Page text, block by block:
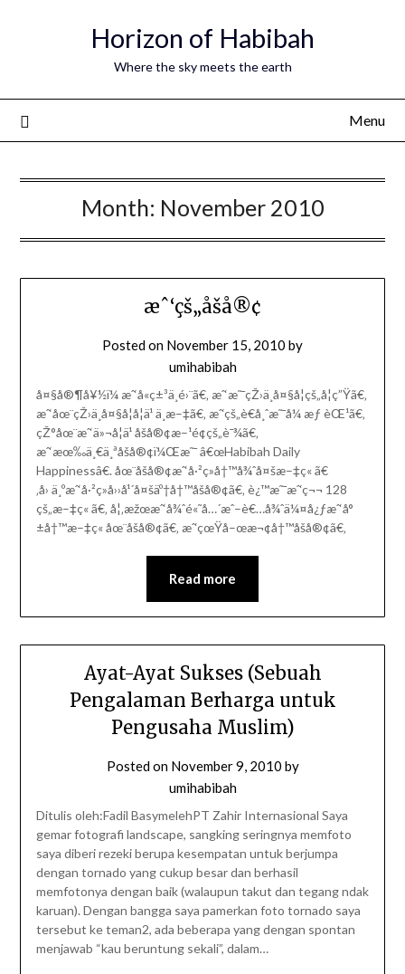
Horizon of Habibah
Where the sky meets the earth
Menu
Month: November 2010
æˆ‘çš„åšå®¢
Posted on November 15, 2010 by
umihabibah
å¤§å®¶å¥½ï¼ æˆ‘å«ç±³ä¸é›¨ã€‚ æˆ‘æ˜¯çŽ›ä¸­å¤§å­¦çš„å­¦ç”Ÿã€‚
æˆ‘åœ¨çŽ›ä¸­å¤§å­¦å­¦ä¹ ä¸­æ–‡ã€‚ æˆ‘çš„è€å¸ˆæ˜¯å¼ æƒ èŒ¹ã€‚
çŽ°åœ¨æˆ‘ä»¬å­¦ä¹ åšå®¢æ–¹é¢çš„è¯¾ã€‚
æˆ‘æœ‰ä¸€ä¸ªåšå®¢ï¼Œæ˜¯ â€œHabibah Daily
Happinessâ€. åœ¨åšå®¢æˆ‘å·²ç»å†™å¾ˆå¤šæ–‡ç« ã€
‚å› ä¸ºæˆ‘å·²ç»å››å¹´å¤šäº†å†™åšå®¢ã€‚ è¿™æ˜¯æˆ‘ç¬¬ 128
çš„æ–‡ç« ã€‚ å¦‚æžœæˆ‘å¾ˆé«˜å…´æˆ–è€…å¾ˆä¼¤å¿ƒæˆ‘å°
±å†™æ–‡ç« åœ¨åšå®¢ã€‚ æˆ‘çœŸå–œæ¬¢å†™åšå®¢ã€‚
Read more
Ayat-Ayat Sukses (Sebuah
Pengalaman Berharga untuk
Pengusaha Muslim)
Posted on November 9, 2010 by
umihabibah
Ditulis oleh:Fadil BasymelehPT Zahir Internasional Saya
gemar fotografi landscape, sangking seringnya memfoto
saya diberi rezeki berupa kesempatan untuk berjumpa
dengan tornado yang cukup besar dan berhasil
memfotonya dengan baik (walaupun takut dan tegang ndak
karuan). Dengan bangga saya pamerkan foto tornado saya
tersebut ke teman2, ada beberapa yang dengan spontan
menjawab “kau beruntung sekali”, dalam…